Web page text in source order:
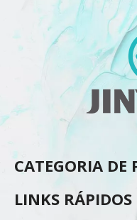
CATEGORIA DE
LINKS RÁPIDOS